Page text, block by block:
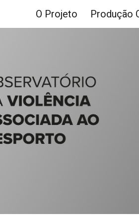
Skip to main content
O Projeto Produção